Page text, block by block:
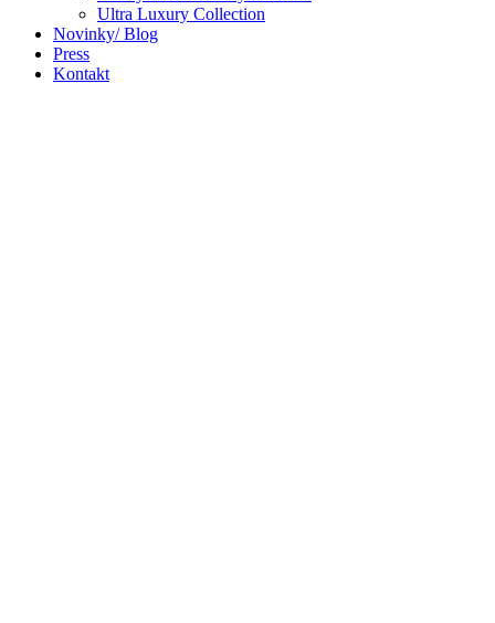
Ultra Luxury Collection
Novinky/ Blog
Press
Kontakt